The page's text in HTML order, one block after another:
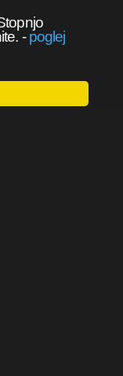
-poglej